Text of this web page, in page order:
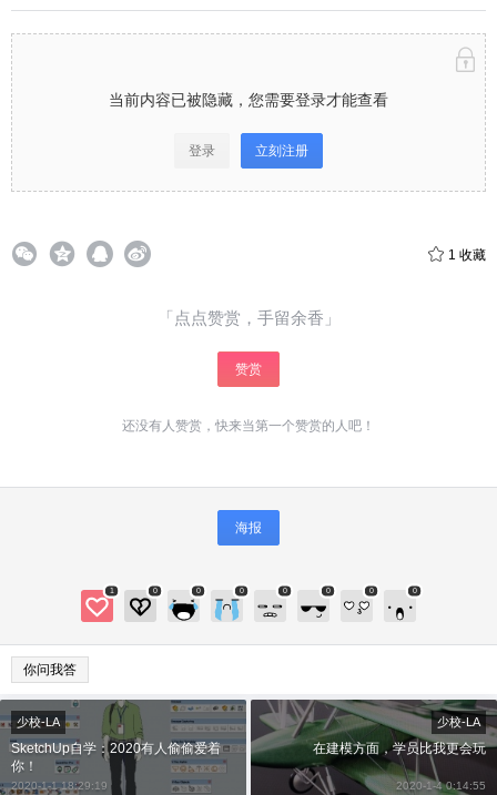
当前内容已被隐藏，您需要登录才能查看
登录 立刻注册
1 收藏
「点点赞赏，手留余香」
赞赏
还没有人赞赏，快来当第一个赞赏的人吧！
海报
1 0 0 0 0 0 0 0
你问我答
给少校-LA打赏
少校-LA
SketchUp自学：2020有人偷偷爱着
你！
2020-1-1 18:29:19
少校-LA
在建模方面，学员比我更会玩
2020-1-4 0:14:55